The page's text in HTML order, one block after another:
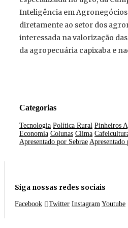
Inteligência em
diretamente ao setor dos
interessada na valorização
da agropecuária capixaba e
Categorias
Tecnologia Política Rural Pinheiros
Economia Colunas Clima
Apresentado por Sebrae Apresentado
Siga nossas redes sociais
Facebook Twitter Instagram Youtube